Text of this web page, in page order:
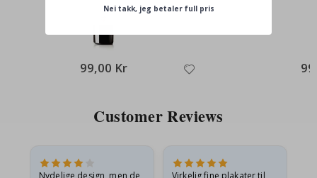
99,00 Kr
Customer Reviews
Nydelige design, men de
Virkelig fine plakater til
Nei takk, jeg betaler full pris